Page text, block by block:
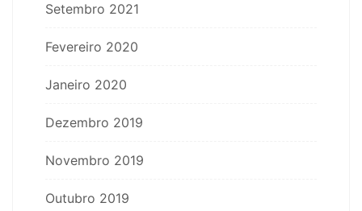
Setembro 2021
Fevereiro 2020
Janeiro 2020
Dezembro 2019
Novembro 2019
Outubro 2019